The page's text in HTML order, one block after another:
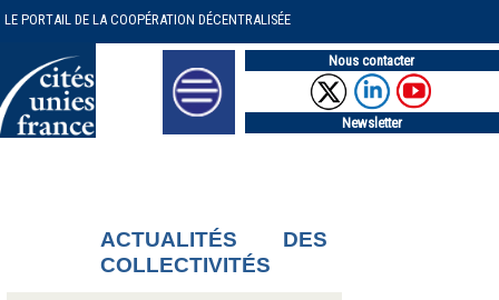
LE PORTAIL DE LA COOPÉRATION DÉCENTRALISÉE
Nous contacter
Newsletter
ACTUALITÉS DES
COLLECTIVITÉS